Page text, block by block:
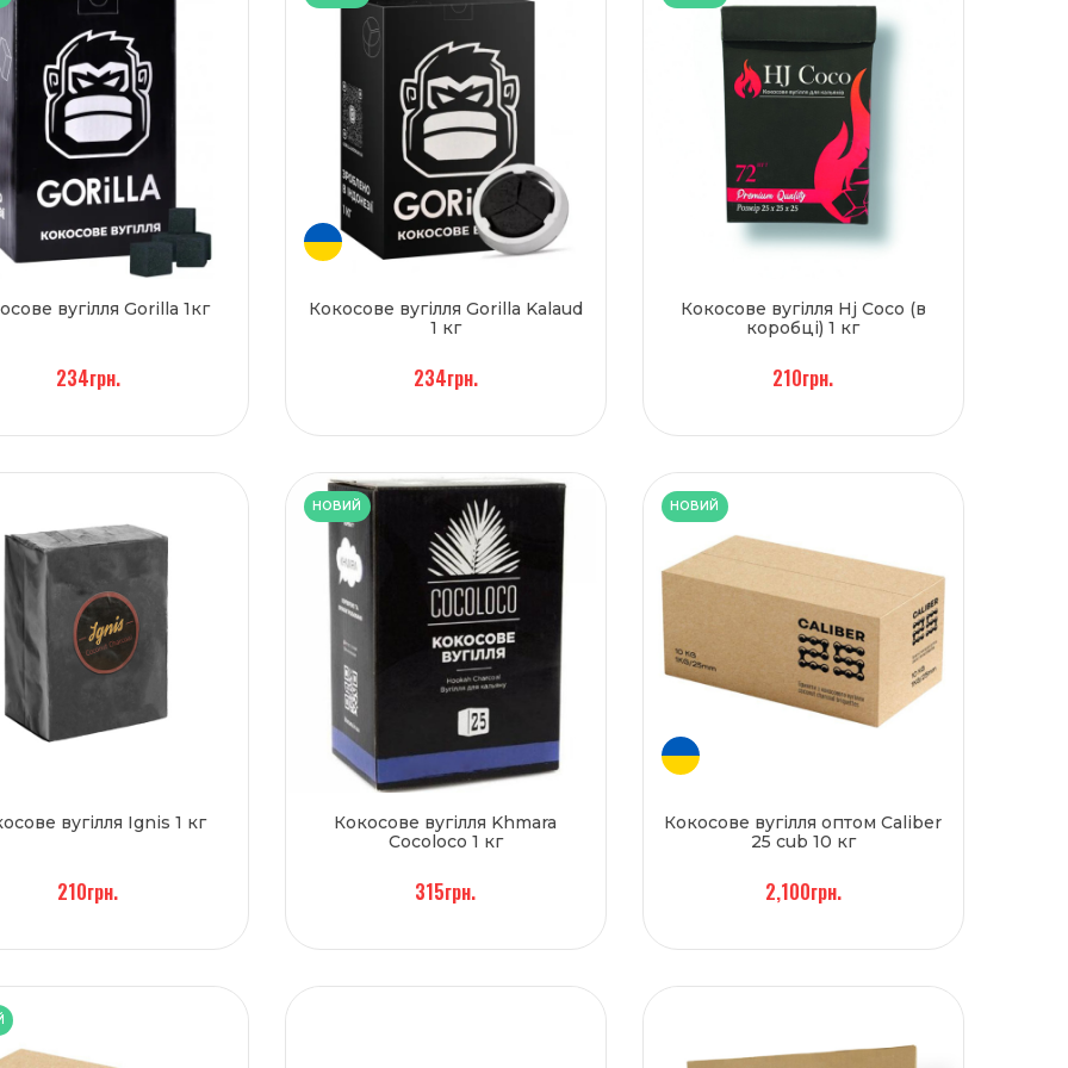
вугілля Gorilla 1кг
234грн.
Кокосове вугілля Gorilla Kalaud
1 кг
234грн.
Кокосове вугілля Hj Coco (в
коробці) 1 кг
210грн.
вугілля Ignis 1 кг
210грн.
НОВИЙ
Кокосове вугілля Khmara
Cocoloco 1 кг
315грн.
НОВИЙ
Кокосове вугілля оптом Caliber
25 cub 10 кг
2,100грн.